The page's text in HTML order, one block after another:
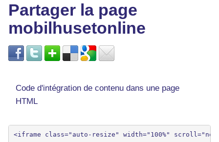
Partager la page
mobilhusetonline
Code d'intégration de contenu dans une page
HTML